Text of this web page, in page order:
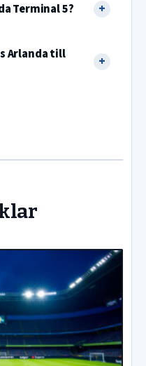
Terminal 5?
Arlanda till